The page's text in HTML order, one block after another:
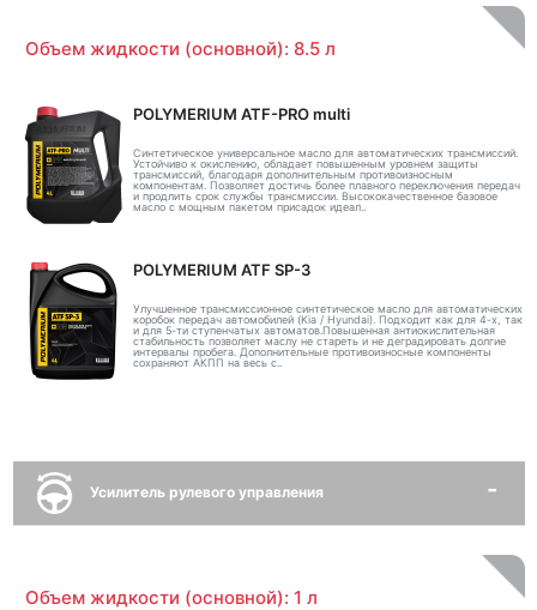
Объем жидкости (основной): 8.5 л
POLYMERIUM ATF-PRO multi
Синтетическое универсальное масло для автоматических трансмиссий.
Устойчиво к окислению, обладает повышенным уровнем защиты
трансмиссий, благодаря дополнительным противоизносным
компонентам. Позволяет достичь более плавного переключения передач
и продлить срок службы трансмиссии. Высококачественное базовое
масло с мощным пакетом присадок идеал..
POLYMERIUM ATF SP-3
Улучшенное трансмиссионное синтетическое масло для автоматических
коробок передач автомобилей (Kia / Hyundai). Подходит как для 4-х, так
и для 5-ти ступенчатых автоматов.Повышенная антиокислительная
стабильность позволяет маслу не стареть и не деградировать долгие
интервалы пробега. Дополнительные противоизносные компоненты
сохраняют АКПП на весь с..
Усилитель рулевого управления
Объем жидкости (основной): 1 л